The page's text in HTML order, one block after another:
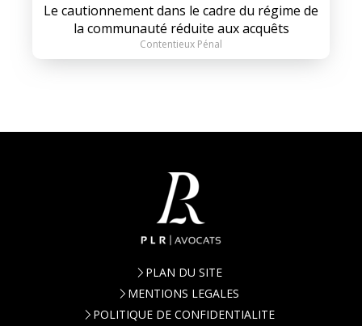
Le cautionnement dans le cadre du régime de
la communauté réduite aux acquêts
Contentieux Pénal
PLAN DU SITE
MENTIONS LEGALES
POLITIQUE DE CONFIDENTIALITE